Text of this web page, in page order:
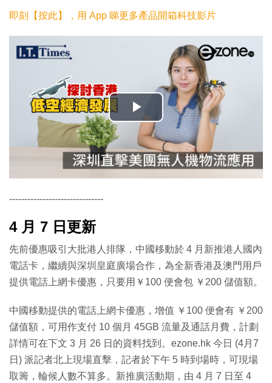
即刻【按此】，用 App 睇更多產品開箱科技影片
播
放
影
-------------------------------
4 月 7 日更新
先前優惠吸引大批港人排隊，中國移動於 4 月新推港人國內
電話卡，繼續與深圳皇庭廣場合作，為全新香港及澳門用戶
提供電話上網卡優惠，只要用￥100 便會包 ￥200 儲值額。
中國移動提供的電話上網卡優惠，增值 ￥100 便會有 ￥200
儲值額，可用作支付 10 個月 45GB 流量及通話月費，計劃
詳情可在下文 3 月 26 日的資料找到。ezone.hk 今日 (4月7
日) 派記者北上現場直擊，記者於下午 5 時到場時，可現場
取籌，輪候人數不算多。新推廣活動期，由 4 月 7 日至 4